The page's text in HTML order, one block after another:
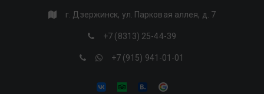
г. Дзержинск, ул. Парковая аллея, д. 7
+7 (8313) 25-44-39
+7 (915) 941-01-01